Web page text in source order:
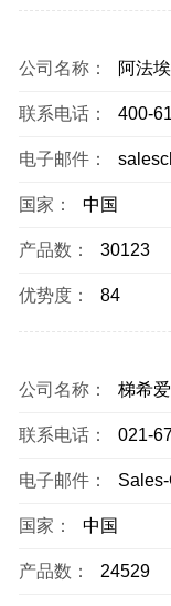
公司名称： 阿法
联系电话： 400-
电子邮件：
国家： 中国
产品数： 30123
优势度： 84
公司名称： 梯希
联系电话： 021-
电子邮件：
国家： 中国
产品数： 24529